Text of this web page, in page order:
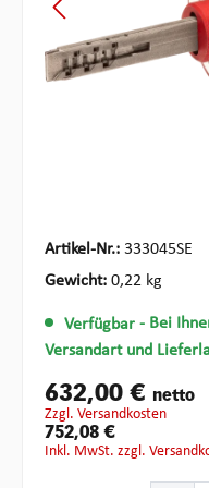
Artikel-Nr.: 333045SE
Gewicht: 0,22 kg
Verfügbar - Bei
Versandart und
632,00 € netto
zzgl. Versandkosten
752,08 €
inkl. MwSt. zzgl.